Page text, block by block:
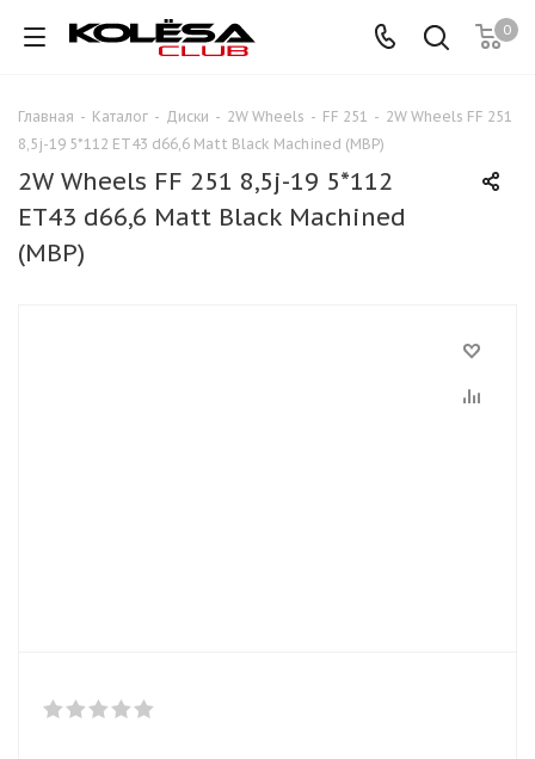
0
Главная - Каталог - Диски - 2W Wheels - FF 251 - 2W Wheels FF 251
8,5j-19 5*112 ET43 d66,6 Matt Black Machined (MBP)
2W Wheels FF 251 8,5j-19 5*112
ET43 d66,6 Matt Black Machined
(MBP)